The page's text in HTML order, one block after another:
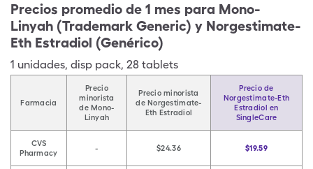
Precios promedio de 1 mes para Mono-
Linyah (Trademark Generic) y Norgestimate-
Eth Estradiol (Genérico)
1 unidades, disp pack, 28 tablets
Farmacia
Precio
minorista
de Mono-
Linyah
Precio minorista
de Norgestimate-
Eth Estradiol
Precio de
Norgestimate-Eth
Estradiol en
SingleCare
CVS
Pharmacy
- $24.36 $19.59